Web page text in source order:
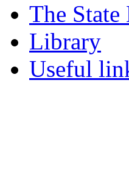
The State
Library
Useful